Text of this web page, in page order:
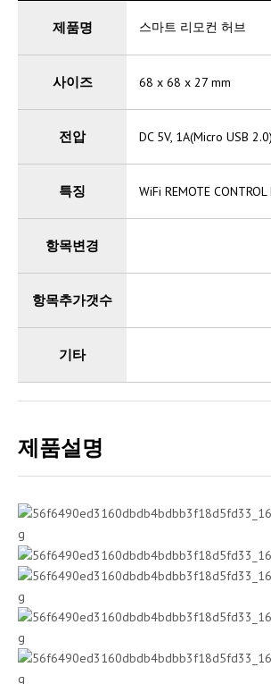
고객센터제품명 스마트 리모컨 허브
사이즈 68 x 68 x 27 mm
전압 DC 5V, 1A(Micro USB 2.0)
특징 WiFi REMOTE CONTROL
항목변경
항목추가갯수
기타
제품설명